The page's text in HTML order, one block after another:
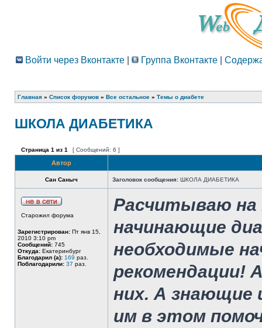
Войти через Вконтакте Группа Вконтакте
Главная » Список форумов » Все остальное » Темы о диабете
ШКОЛА ДИАБЕТИКА
Страница 1 из 1 [ Сообщений: 6 ]
Автор
Сан Саныч Заголовок сообщения: ШКОЛА ДИАБЕТИКА
Старожил форума
Зарегистрирован: Пт янв 15,
2010 3:10 pm
Сообщений: 745
Откуда: Екатеринбург
Благодарил (а): 169 раз.
Поблагодарили: 37 раз.
Расчитываю
начинающие
необходимые
рекомендации!
них. А знающие
им в этом